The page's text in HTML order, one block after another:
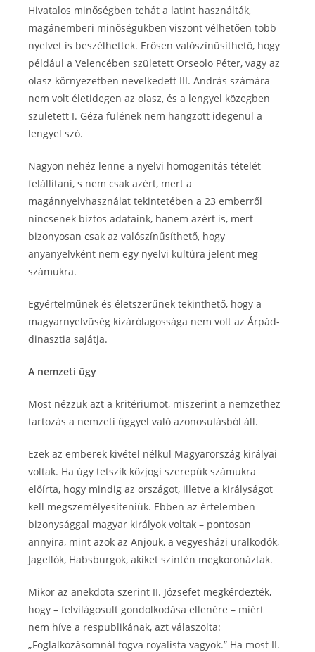
Hivatalos minőségben tehát a latint használták,
magánemberi minőségükben viszont vélhetően több
nyelvet is beszélhettek. Erősen valószínűsíthető, hogy
például a Velencében született Orseolo Péter, vagy az
olasz környezetben nevelkedett III. András számára
nem volt életidegen az olasz, és a lengyel közegben
született I. Géza fülének nem hangzott idegenül a
lengyel szó.
Nagyon nehéz lenne a nyelvi homogenitás tételét
felállítani, s nem csak azért, mert a
magánnyelvhasználat tekintetében a 23 emberről
nincsenek biztos adataink, hanem azért is, mert
bizonyosan csak az valószínűsíthető, hogy
anyanyelvként nem egy nyelvi kultúra jelent meg
számukra.
Egyértelműnek és életszerűnek tekinthető, hogy a
magyarnyelvűség kizárólagossága nem volt az Árpád-
dinasztia sajátja.
A nemzeti ügy
Most nézzük azt a kritériumot, miszerint a nemzethez
tartozás a nemzeti üggyel való azonosulásból áll.
Ezek az emberek kivétel nélkül Magyarország királyai
voltak. Ha úgy tetszik közjogi szerepük számukra
előírta, hogy mindig az országot, illetve a királyságot
kell megszemélyesíteniük. Ebben az értelemben
bizonysággal magyar királyok voltak – pontosan
annyira, mint azok az Anjouk, a vegyesházi uralkodók,
Jagellók, Habsburgok, akiket szintén megkoronáztak.
Mikor az anekdota szerint II. Józsefet megkérdezték,
hogy – felvilágosult gondolkodása ellenére – miért
nem híve a respublikának, azt válaszolta:
„Foglalkozásomnál fogva royalista vagyok.” Ha most II.